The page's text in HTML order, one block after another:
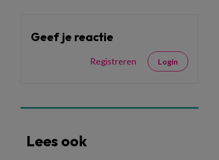
Geef je reactie
Registreren Login
Lees ook